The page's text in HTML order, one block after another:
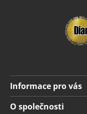
Informace pro vás
Doprava a platba
O společnosti